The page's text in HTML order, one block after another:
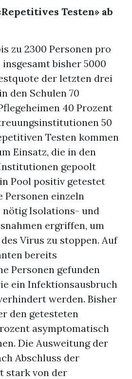
Testen» ab
zu 2300 Personen pro
bisher 5000
der letzten drei
den Schulen 70
40 Prozent
50
Testen kommen
Einsatz, die in den
gepoolt
Pool positiv getestet
Personen einzeln
nötig Isolations- und
ergriffen, um
Virus zu stoppen. Auf
bereits
Personen gefunden
ein Infektionsausbruch
werden. Bisher
den getesteten
asymptomatisch
Die Ausweitung der
Abschluss der
stark von der